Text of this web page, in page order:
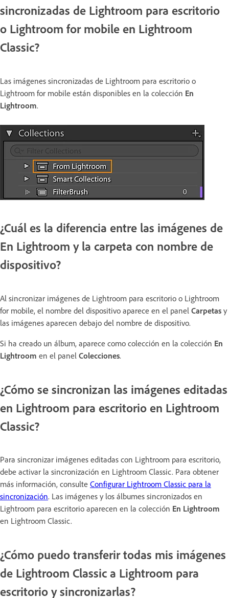
sincronizadas de Lightroom para escritorio
o Lightroom for mobile en Lightroom
Classic?
Las imágenes sincronizadas de Lightroom para escritorio o
Lightroom for mobile están disponibles en la colección En
Lightroom.
¿Cuál es la diferencia entre las imágenes de
En Lightroom y la carpeta con nombre de
dispositivo?
Al sincronizar imágenes de Lightroom para escritorio o Lightroom
for mobile, el nombre del dispositivo aparece en el panel Carpetas y
las imágenes aparecen debajo del nombre de dispositivo.
Si ha creado un álbum, aparece como colección en la colección En
Lightroom en el panel Colecciones.
¿Cómo se sincronizan las imágenes editadas
en Lightroom para escritorio en Lightroom
Classic?
Para sincronizar imágenes editadas con Lightroom para escritorio,
debe activar la sincronización en Lightroom Classic. Para obtener
más información, consulte Configurar Lightroom Classic para la
sincronización. Las imágenes y los álbumes sincronizados en
Lightroom para escritorio aparecen en la colección En Lightroom
en Lightroom Classic.
¿Cómo puedo transferir todas mis imágenes
de Lightroom Classic a Lightroom para
escritorio y sincronizarlas?